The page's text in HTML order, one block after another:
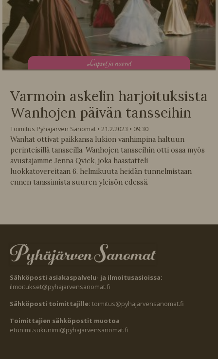
Lapset ja nuoret
Varmoin askelin harjoituksista
Wanhojen päivän tansseihin
Toimitus Pyhäjärven Sanomat 21.2.2023
09:30
Wanhat ottivat paikkansa lukion vanhimpina haltuun
perinteisillä tansseilla. Wanhojen tansseihin otti osaa myös
avustajamme Jenna Qvick, joka haastatteli
luokkatovereitaan 6. helmikuuta heidän tunnelmistaan
ennen tanssimista suuren yleisön edessä.
Sähköposti asiakaspalvelu- ja ilmoitusasioissa:
ilmoitukset@pyhajarvensanomat.fi
Sähköposti toimittajille: toimitus@pyhajarvensanomat.fi
Toimittajien sähköpostit muotoa
etunimi.sukunimi@pyhajarvensanomat.fi